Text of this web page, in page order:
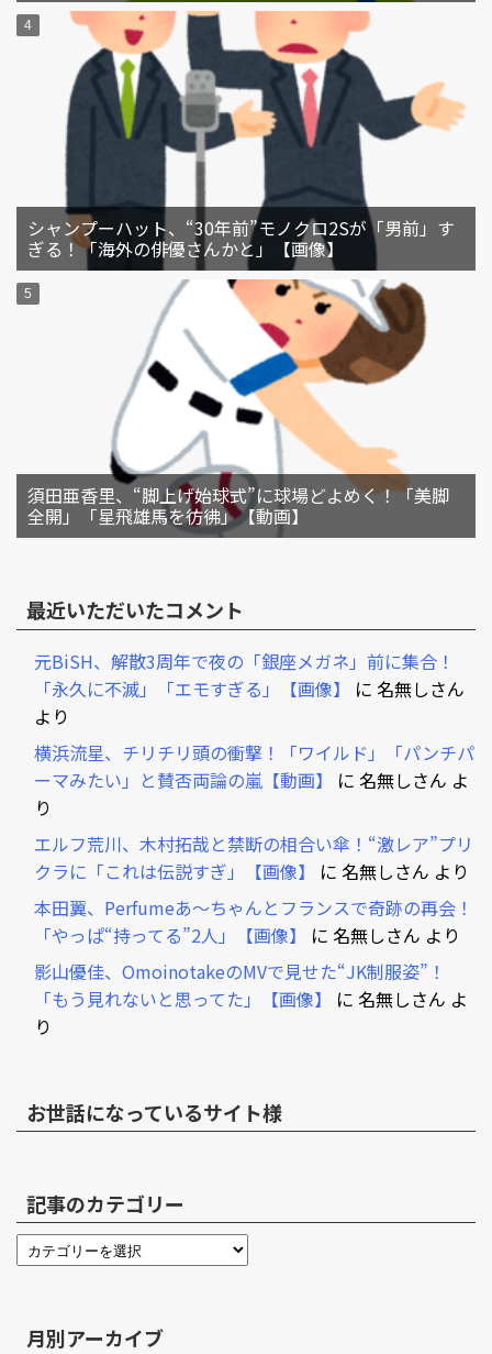
シャンプーハット、“30年前”モノクロ2Sが「男前」す
ぎる！「海外の俳優さんかと」【画像】
須田亜香里、“脚上げ始球式”に球場どよめく！「美脚
全開」「星飛雄馬を彷彿」【動画】
最近いただいたコメント
元BiSH、解散3周年で夜の「銀座メガネ」前に集合！
「永久に不滅」「エモすぎる」【画像】
に 名無しさん
より
横浜流星、チリチリ頭の衝撃！「ワイルド」「パンチパ
ーマみたい」と賛否両論の嵐【動画】
に 名無しさん よ
り
エルフ荒川、木村拓哉と禁断の相合い傘！“激レア”プリ
クラに「これは伝説すぎ」【画像】
に 名無しさん より
本田翼、Perfumeあ～ちゃんとフランスで奇跡の再会！
「やっぱ“持ってる”2人」【画像】
に 名無しさん より
影山優佳、OmoinotakeのMVで見せた“JK制服姿”！
「もう見れないと思ってた」【画像】
に 名無しさん よ
り
お世話になっているサイト様
記事のカテゴリー
月別アーカイブ